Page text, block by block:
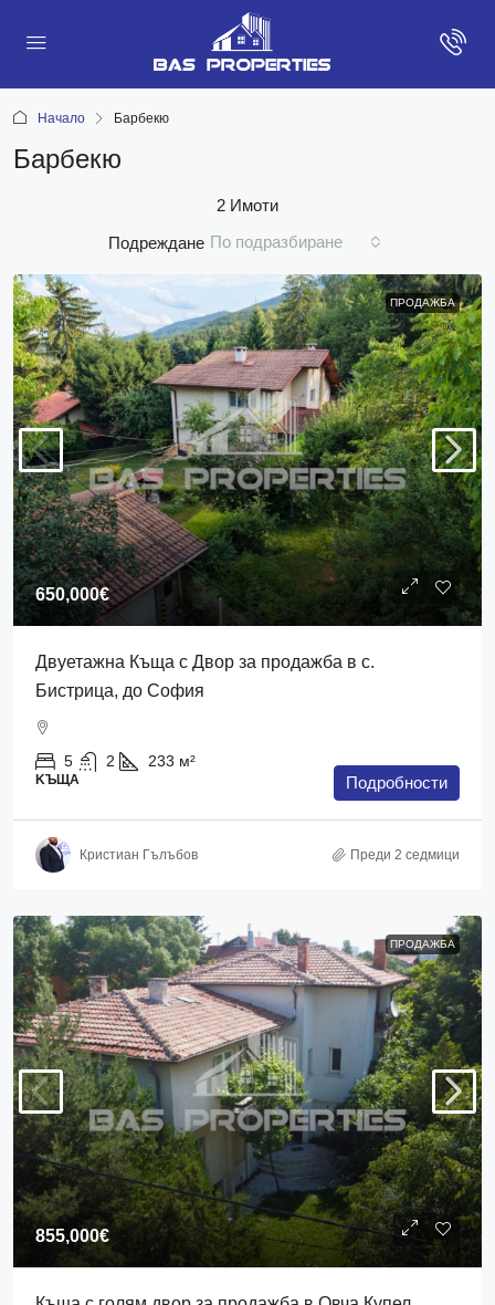
Начало Барбекю
Барбекю
2 Имоти
Подреждане По подразбиране
ПРОДАЖБА
650,000€
Двуетажна Къща с Двор за продажба в с.
Бистрица, до София
5 2 233 м²
KЪЩА Подробности
Кристиан Гълъбов Преди 2 седмици
ПРОДАЖБА
855,000€